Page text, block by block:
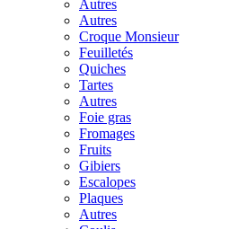
Autres
Autres
Croque Monsieur
Feuilletés
Quiches
Tartes
Autres
Foie gras
Fromages
Fruits
Gibiers
Escalopes
Plaques
Autres